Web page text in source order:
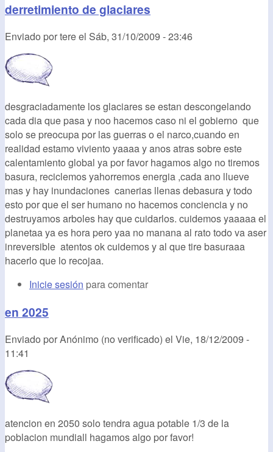
derretimiento de glaciares
Enviado portereel Sáb, 31/10/2009 - 23:46
desgraciadamente los glaciares se estan descongelando
cada dia que pasa y noo hacemos caso ni el gobierno que
solo se preocupa por las guerras o el narco,cuando en
realidad estamo viviento yaaaa y anos atras sobre este
calentamiento global ya por favor hagamos algo no tiremos
basura, reciclemos yahorremos energia ,cada ano llueve
mas y hay inundaciones canerias llenas debasura y todo
esto por que el ser humano no hacemos conciencia y no
destruyamos arboles hay que cuidarlos. cuidemos yaaaaa el
planetaa ya es hora pero yaa no manana al rato todo va aser
inreversible atentos ok cuidemos y al que tire basuraaa
hacerlo que lo recojaa.
Inicie sesión para comentar
en 2025
Enviado porAnónimo (no verificado) el Vie, 18/12/2009 -
11:41
atencion en 2050 solo tendra agua potable 1/3 de la
poblacion mundiall hagamos algo por favor!